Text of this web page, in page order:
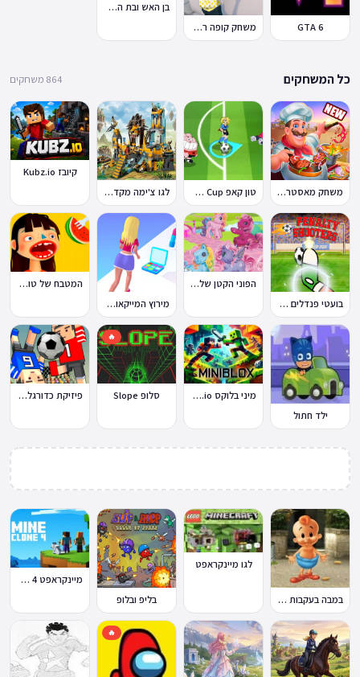
GTA 6 משחק קופה ראשית
בן האש ובת המים 7: וחברים
כל המשחקים 864 משחקים
משחק מאסטר שף טון קאפ Toon Cup לגו צ'ימה מקדש האריות
קיובז Kubz.io
בועטי פנדלים Penalty Shooters
הפוני הקטן שלי: מסיבה בכפר
מירוץ המייקאובר Makeover Run
המטבח של טוקה בוקה
ילד חתול
מיני בלוקס Miniblox.io
🔥
סלופ Slope פיזיקת כדורגל Soccer Physics
במבה בעקבות החטיף החטוף 2
לגו מיינקראפט
בליפ ובלופ
מיינקראפט 4 קלון
🔥